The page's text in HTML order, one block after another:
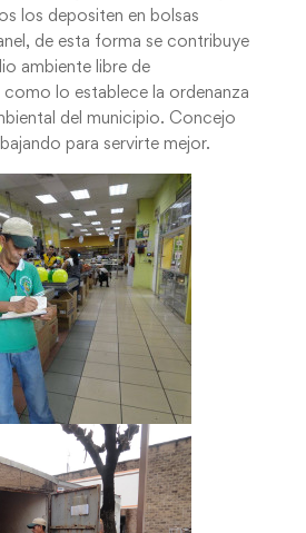
los depositen en bolsas
de esta forma se contribuye
ambiente libre de
lo establece la ordenanza
del municipio. Concejo
para servirte mejor.